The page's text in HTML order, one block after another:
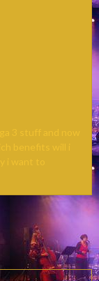
3 stuff and now
benefits will i
i want to